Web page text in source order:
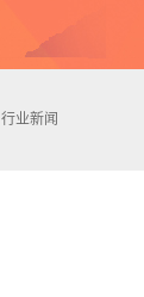
行业新闻